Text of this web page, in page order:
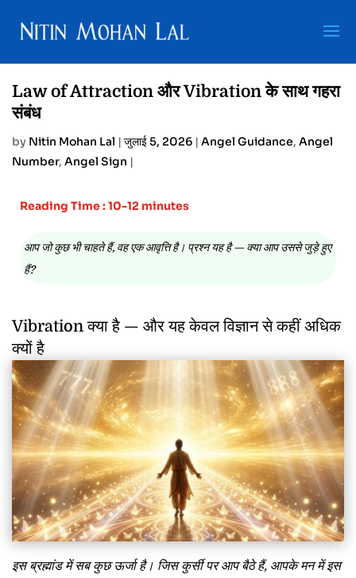
Law of Attraction और Vibration के साथ गहरा
संबंध
by Nitin Mohan Lal | जुलाई 5, 2026 | Angel Guidance, Angel
Number, Angel Sign |
Reading Time : 10-12 minutes
आप जो कुछ भी चाहते हैं, वह एक आवृत्ति है। प्रश्न यह है — क्या आप उससे जुड़े हुए
हैं?
Vibration क्या है — और यह केवल विज्ञान से कहीं अधिक
क्यों है
इस ब्रह्मांड में सब कुछ ऊर्जा है। जिस कुर्सी पर आप बैठे हैं, आपके मन में इस